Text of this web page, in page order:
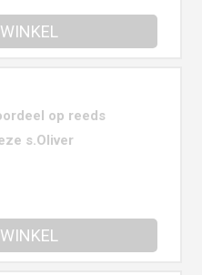
op reeds
s.Oliver